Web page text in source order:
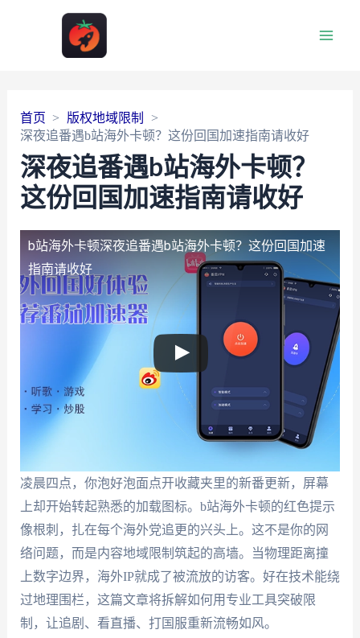
首页
版权地域限制
深夜追番遇b站海外卡顿？这份回国加速指南请收好
深夜追番遇b站海外卡顿？
这份回国加速指南请收好
b站海外卡顿深夜追番遇b站海外卡顿？这份回国加速
指南请收好
凌晨四点，你泡好泡面点开收藏夹里的新番更新，屏幕
上却开始转起熟悉的加载图标。b站海外卡顿的红色提示
像根刺，扎在每个海外党追更的兴头上。这不是你的网
络问题，而是内容地域限制筑起的高墙。当物理距离撞
上数字边界，海外IP就成了被流放的访客。好在技术能绕
过地理围栏，这篇文章将拆解如何用专业工具突破限
制，让追剧、看直播、打国服重新流畅如风。